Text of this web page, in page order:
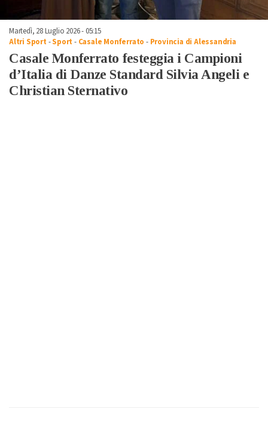
Martedì, 28 Luglio 2026 - 05:15
Altri Sport -Sport - Casale Monferrato - Provincia di Alessandria
Casale Monferrato festeggia i Campioni
d’Italia di Danze Standard Silvia Angeli e
Christian Sternativo